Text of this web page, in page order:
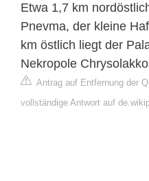
Etwa 1,7 km
Pnevma, der kleine
km östlich liegt der
Nekropole
Antrag auf Entfernung der
vollständige Antwort auf